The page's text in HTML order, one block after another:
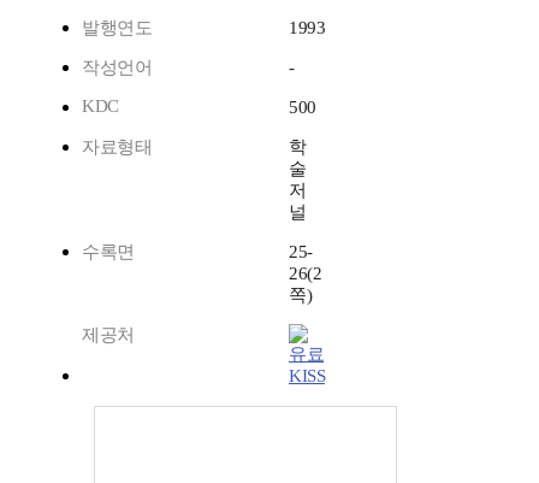
발행연도 1993
작성언어
-
KDC
500
자료형태
학
술
저
널
수록면
25-
26(2
쪽)
제공처
KISS